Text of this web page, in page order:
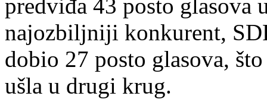
predviđa 43 posto
najozbiljniji konkurent,
dobio 27 posto glasova,
ušla u drugi krug.